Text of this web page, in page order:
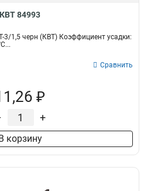
КВТ 84993
3/1,5 черн (КВТ) Коэффициент усадки:
Сравнить
₽
+
корзину